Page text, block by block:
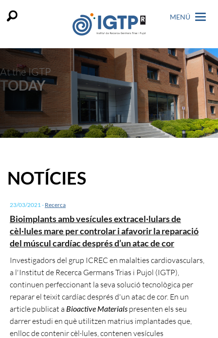
MENÚ
At the IGTP
TODAY
NOTÍCIES
23/03/2021- Recerca
Bioimplants amb vesícules extracel·lulars de
cèl·lules mare per controlar i afavorir la reparació
del múscul cardíac després d’un atac de cor
Investigadors del grup ICREC en malalties cardiovasculars,
a l'Institut de Recerca Germans Trias i Pujol (IGTP),
continuen perfeccionant la seva solució tecnològica per
reparar el teixit cardíac després d'un atac de cor. En un
article publicat a Bioactive Materials presenten els seu
darrer estudi en què utilitzen matrius implantades que,
enlloc de contenir cèl·lules, contenen vesícules